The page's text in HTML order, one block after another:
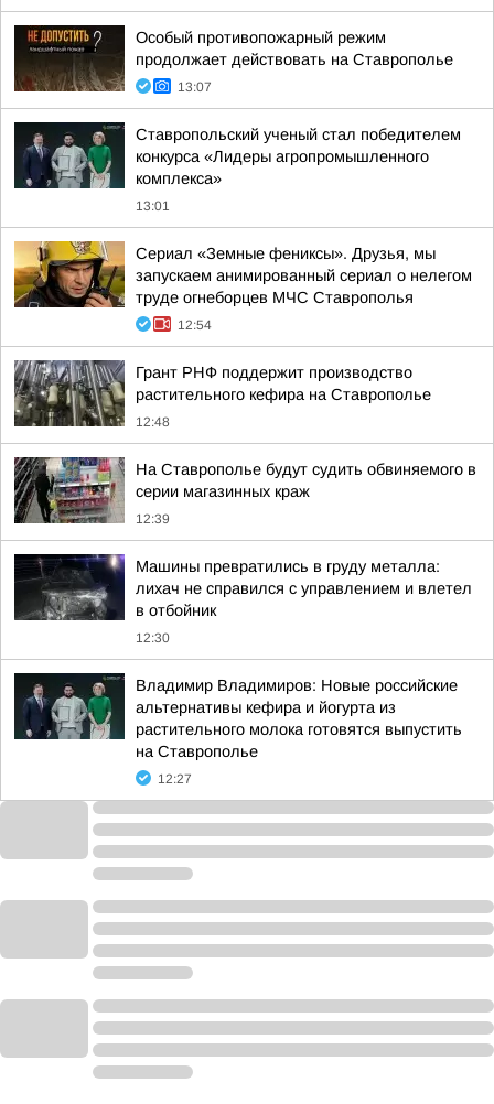
Особый противопожарный режим
продолжает действовать на Ставрополье
13:07
Ставропольский ученый стал победителем
конкурса «Лидеры агропромышленного
комплекса»
13:01
Сериал «Земные фениксы». Друзья, мы
запускаем анимированный сериал о нелегом
труде огнеборцев МЧС Ставрополья
12:54
Грант РНФ поддержит производство
растительного кефира на Ставрополье
12:48
На Ставрополье будут судить обвиняемого в
серии магазинных краж
12:39
Машины превратились в груду металла:
лихач не справился с управлением и влетел
в отбойник
12:30
Владимир Владимиров: Новые российские
альтернативы кефира и йогурта из
растительного молока готовятся выпустить
на Ставрополье
12:27